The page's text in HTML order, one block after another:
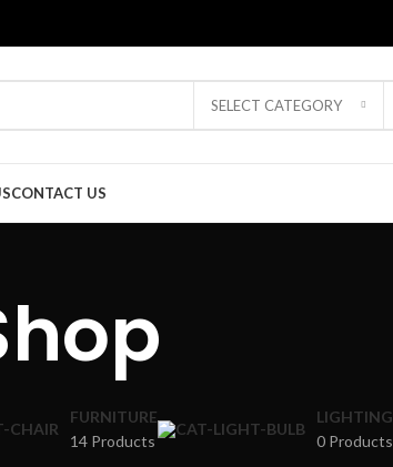
SELECT CATEGORY
CONTACT US
FURNITURE
14 Products
LIGHTING
0 Products